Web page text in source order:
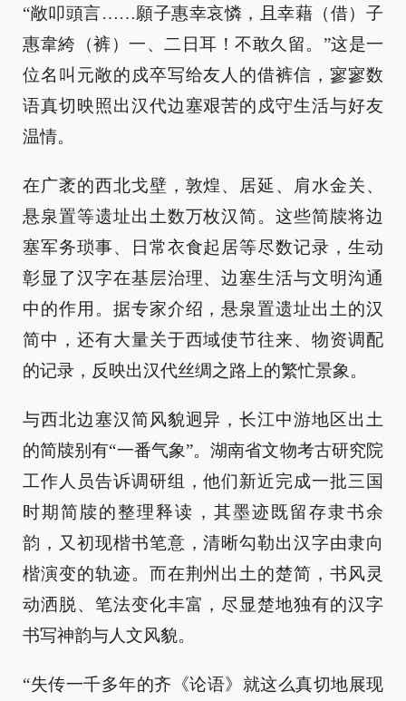
“敞叩頭言……願子惠幸哀憐，且幸藉（借）子
惠韋絝（裤）一、二日耳！不敢久留。”这是一
位名叫元敞的戍卒写给友人的借裤信，寥寥数
语真切映照出汉代边塞艰苦的戍守生活与好友
温情。
在广袤的西北戈壁，敦煌、居延、肩水金关、
悬泉置等遗址出土数万枚汉简。这些简牍将边
塞军务琐事、日常衣食起居等尽数记录，生动
彰显了汉字在基层治理、边塞生活与文明沟通
中的作用。据专家介绍，悬泉置遗址出土的汉
简中，还有大量关于西域使节往来、物资调配
的记录，反映出汉代丝绸之路上的繁忙景象。
与西北边塞汉简风貌迥异，长江中游地区出土
的简牍别有“一番气象”。湖南省文物考古研究院
工作人员告诉调研组，他们新近完成一批三国
时期简牍的整理释读，其墨迹既留存隶书余
韵，又初现楷书笔意，清晰勾勒出汉字由隶向
楷演变的轨迹。而在荆州出土的楚简，书风灵
动洒脱、笔法变化丰富，尽显楚地独有的汉字
书写神韵与人文风貌。
“失传一千多年的齐《论语》就这么真切地展现